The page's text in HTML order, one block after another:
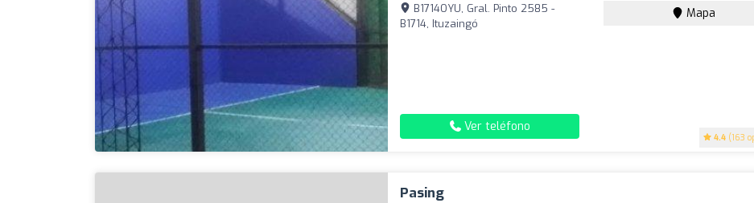
4.4 (163
B1714OYU, Gral. Pinto 2585 -
B1714, Ituzaingó
Mapa
Ver teléfono
Pasing